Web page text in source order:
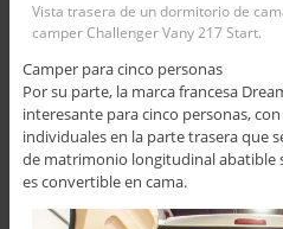
Vista trasera de un dormitorio de
camper Challenger Vany 217 Start.
Camper para cinco personas
Por su parte, la marca francesa
interesante para cinco personas,
individuales en la parte trasera que
de matrimonio longitudinal abatible
es convertible en cama.